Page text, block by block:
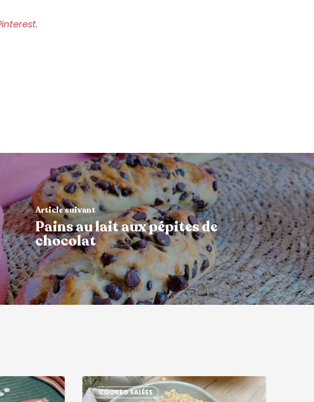
.
Article suivant
Pains au lait aux pépites de
chocolat
COOKEO SALÉES